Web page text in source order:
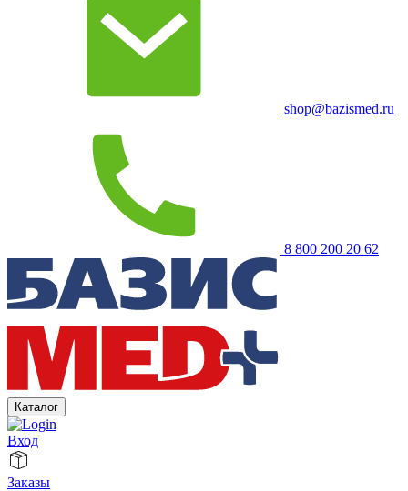
shop@bazismed.ru
8 800 200 20 62
Каталог
Вход
Заказы